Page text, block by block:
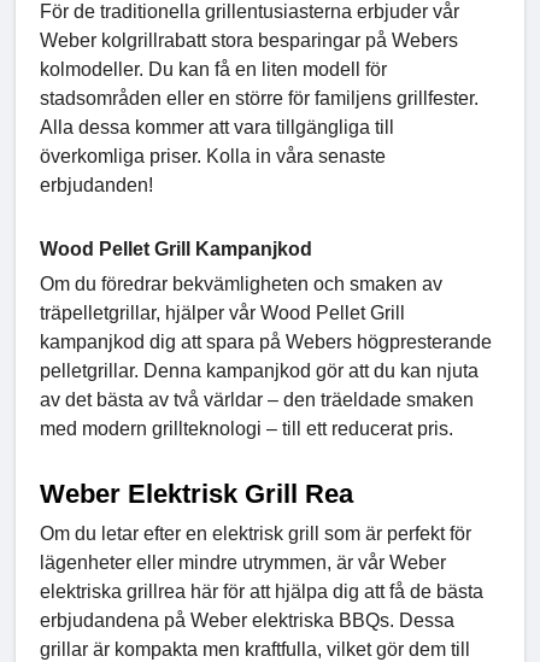
För de traditionella grillentusiasterna erbjuder vår
Weber kolgrillrabatt stora besparingar på Webers
kolmodeller. Du kan få en liten modell för
stadsområden eller en större för familjens grillfester.
Alla dessa kommer att vara tillgängliga till
överkomliga priser. Kolla in våra senaste
erbjudanden!
Wood Pellet Grill Kampanjkod
Om du föredrar bekvämligheten och smaken av
träpelletgrillar, hjälper vår Wood Pellet Grill
kampanjkod dig att spara på Webers högpresterande
pelletgrillar. Denna kampanjkod gör att du kan njuta
av det bästa av två världar – den träeldade smaken
med modern grillteknologi – till ett reducerat pris.
Weber Elektrisk Grill Rea
Om du letar efter en elektrisk grill som är perfekt för
lägenheter eller mindre utrymmen, är vår Weber
elektriska grillrea här för att hjälpa dig att få de bästa
erbjudandena på Weber elektriska BBQs. Dessa
grillar är kompakta men kraftfulla, vilket gör dem till